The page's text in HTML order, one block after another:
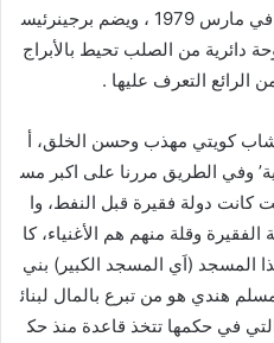
الم الشهيرة في الكويت. تم بنائه في مارس 1979 ، ويضم برجينرئيس
وبرجًا صغيرًا. هناك 55000 لوحة دائرية من الصلب تحيط بالأبراج
كويتي مهذب وحسن الخلق، أ
وفي الطريق مررنا على اكبر مس
دولة فقيرة قبل النفط، وا
وقلة منهم هم الأغنياء، كا
المسجد (اَي المسجد الكبير) بني
مسلم هندي هو من تبرع بالمال لبنائ
التي في حكمها تتخذ قاعدة منذ حك